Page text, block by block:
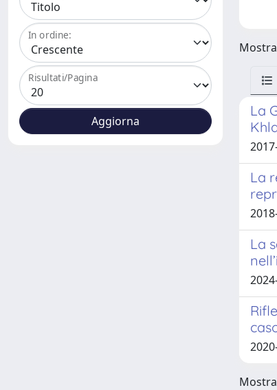
In ordine:
Risultati/Pagina
La
La
La